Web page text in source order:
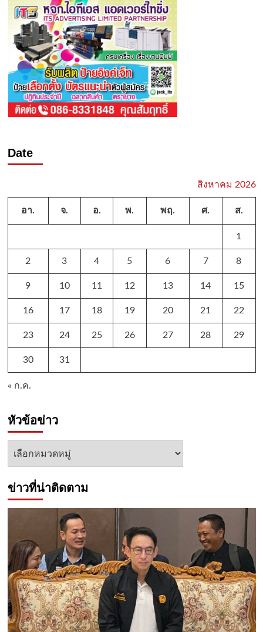
Date
สิงหาคม 2026
อา. จ. อ. พ. พฤ. ศ. ส.
1
2 3 4 5 6 7 8
9 10 11 12 13 14 15
16 17 18 19 20 21 22
23 24 25 26 27 28 29
30 31
« ก.ค.
หัวข้อข่าว
หัวข้อ
ข่าวที่น่าติดตาม